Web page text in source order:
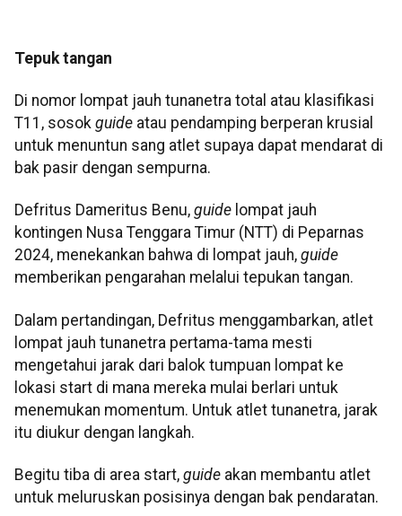
Tepuk tangan
Di nomor lompat jauh tunanetra total atau klasifikasi
T11, sosok guide atau pendamping berperan krusial
untuk menuntun sang atlet supaya dapat mendarat di
bak pasir dengan sempurna.
Defritus Dameritus Benu, guide lompat jauh
kontingen Nusa Tenggara Timur (NTT) di Peparnas
2024, menekankan bahwa di lompat jauh, guide
memberikan pengarahan melalui tepukan tangan.
Dalam pertandingan, Defritus menggambarkan, atlet
lompat jauh tunanetra pertama-tama mesti
mengetahui jarak dari balok tumpuan lompat ke
lokasi start di mana mereka mulai berlari untuk
menemukan momentum. Untuk atlet tunanetra, jarak
itu diukur dengan langkah.
Begitu tiba di area start, guide akan membantu atlet
untuk meluruskan posisinya dengan bak pendaratan.